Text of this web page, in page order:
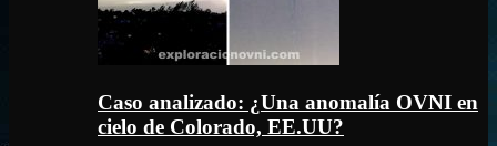
Caso analizado: ¿Una anomalía OVNI en
cielo de Colorado, EE.UU?